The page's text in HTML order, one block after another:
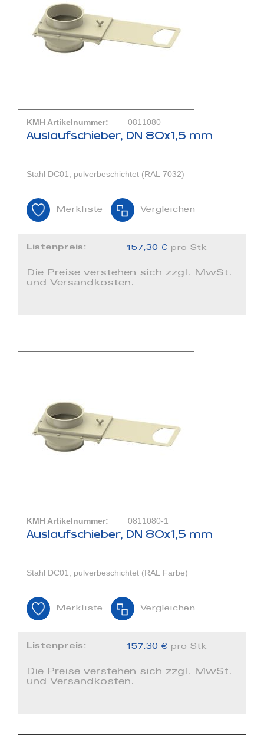
KMH Artikelnummer: 0811080
Auslaufschieber, DN 80x1,5 mm
Stahl DC01, pulverbeschichtet (RAL 7032)
Merkliste Vergleichen
Listenpreis: 157,30 € pro Stk
Die Preise verstehen sich zzgl. MwSt.
und Versandkosten.
KMH Artikelnummer: 0811080-1
Auslaufschieber, DN 80x1,5 mm
Stahl DC01, pulverbeschichtet (RAL Farbe)
Merkliste Vergleichen
Listenpreis: 157,30 € pro Stk
Die Preise verstehen sich zzgl. MwSt.
und Versandkosten.